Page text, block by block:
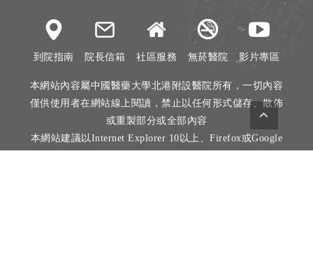
到院指南 院長信箱 社區服務 無菸醫院 影片專區
本網站內容屬中國醫藥大學北港附設醫院所有，一切內容
僅供使用者在網站線上閱讀，禁止以任何形式儲存、散佈
或重製部分或全部內容
本網站建議以Internet Explorer 10以上、Firefox或Google